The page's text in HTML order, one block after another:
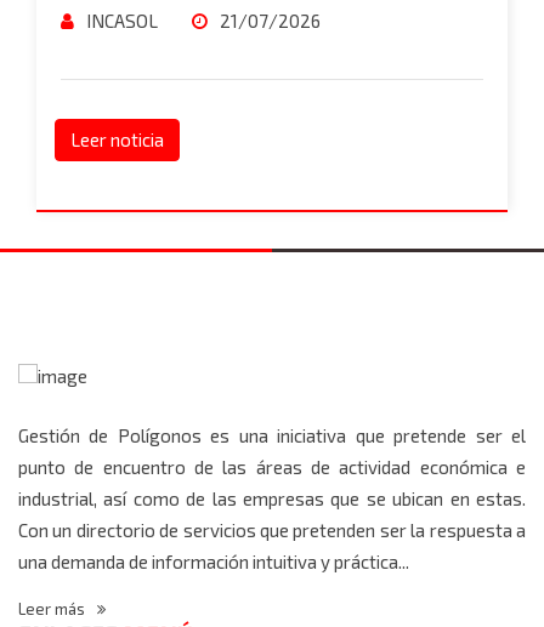
INCASOL 21/07/2026
Leer noticia
Gestión de Polígonos es una iniciativa que pretende ser el
punto de encuentro de las áreas de actividad económica e
industrial, así como de las empresas que se ubican en estas.
Con un directorio de servicios que pretenden ser la respuesta a
una demanda de información intuitiva y práctica...
Leer más